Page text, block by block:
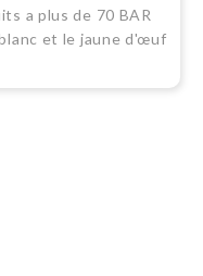
a plus de 70 BAR
et le jaune d'œuf